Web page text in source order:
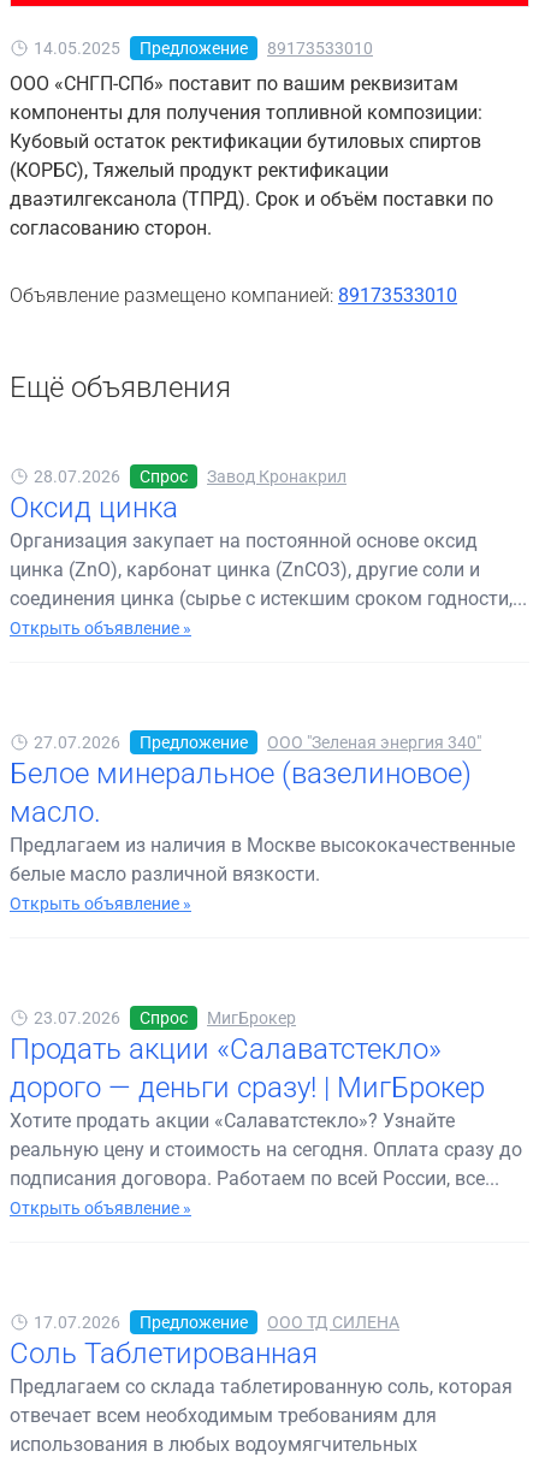
14.05.2025 Предложение 89173533010
ООО «СНГП-СПб» поставит по вашим реквизитам
компоненты для получения топливной композиции:
Кубовый остаток ректификации бутиловых спиртов
(КОРБС), Тяжелый продукт ректификации
дваэтилгексанола (ТПРД). Срок и объём поставки по
согласованию сторон.
Объявление размещено компанией: 89173533010
Ещё объявления
28.07.2026 Спрос Завод Кронакрил
Оксид цинка
Организация закупает на постоянной основе оксид
цинка (ZnO), карбонат цинка (ZnCO3), другие соли и
соединения цинка (сырье с истекшим сроком годности,...
Открыть объявление »
27.07.2026 Предложение ООО "Зеленая энергия 340"
Белое минеральное (вазелиновое)
масло.
Предлагаем из наличия в Москве высококачественные
белые масло различной вязкости.
Открыть объявление »
23.07.2026 Спрос МигБрокер
Продать акции «Салаватстекло»
дорого — деньги сразу! | МигБрокер
Хотите продать акции «Салаватстекло»? Узнайте
реальную цену и стоимость на сегодня. Оплата сразу до
подписания договора. Работаем по всей России, все...
Открыть объявление »
17.07.2026 Предложение ООО ТД СИЛЕНА
Соль Таблетированная
Предлагаем со склада таблетированную соль, которая
отвечает всем необходимым требованиям для
использования в любых водоумягчительных